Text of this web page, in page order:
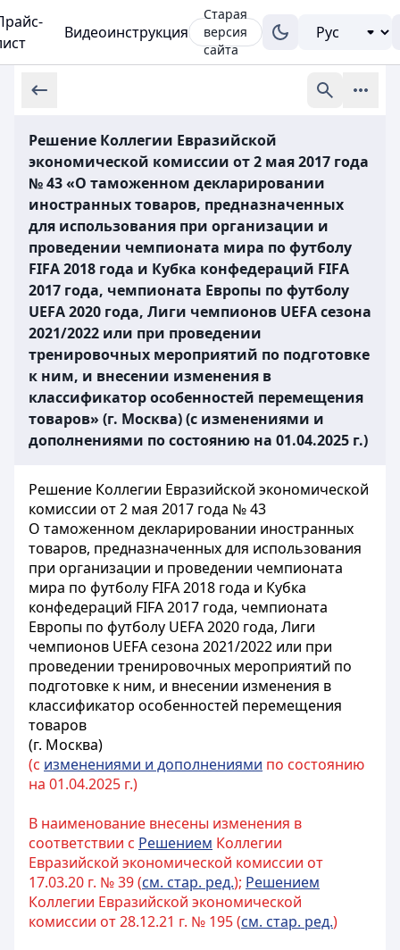
Видеоинструкция
Старая
версия
сайта
Решение Коллегии Евразийской
экономической комиссии от 2 мая 2017 года
№ 43 «О таможенном декларировании
иностранных товаров, предназначенных
для использования при организации и
проведении чемпионата мира по футболу
FIFA 2018 года и Кубка конфедераций FIFA
2017 года, чемпионата Европы по футболу
UEFA 2020 года, Лиги чемпионов UEFA сезона
2021/2022 или при проведении
тренировочных мероприятий по подготовке
к ним, и внесении изменения в
классификатор особенностей перемещения
товаров» (г. Москва) (с изменениями и
дополнениями по состоянию на 01.04.2025 г.)
Решение Коллегии Евразийской экономической
комиссии от 2 мая 2017 года № 43
О таможенном декларировании иностранных
товаров, предназначенных для использования
при организации и проведении чемпионата
мира по футболу FIFA 2018 года и Кубка
конфедераций FIFA 2017 года, чемпионата
Европы по футболу UEFA 2020 года, Лиги
чемпионов UEFA сезона 2021/2022 или при
проведении тренировочных мероприятий по
подготовке к ним, и внесении изменения в
классификатор особенностей перемещения
товаров
(г. Москва)
(с изменениями и дополнениями по состоянию
на 01.04.2025 г.)
В наименование внесены изменения в
соответствии с Решением Коллегии
Евразийской экономической комиссии от
17.03.20 г. № 39 (см. стар. ред.); Решением
Коллегии Евразийской экономической
комиссии от 28.12.21 г. № 195 (см. стар. ред.)